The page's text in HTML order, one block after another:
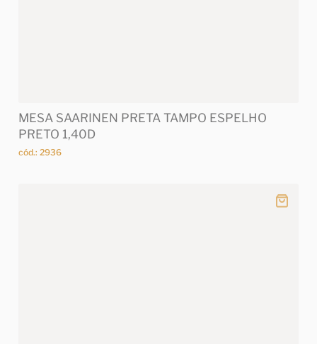
MESA SAARINEN PRETA TAMPO ESPELHO
PRETO 1,40D
cód.: 2936